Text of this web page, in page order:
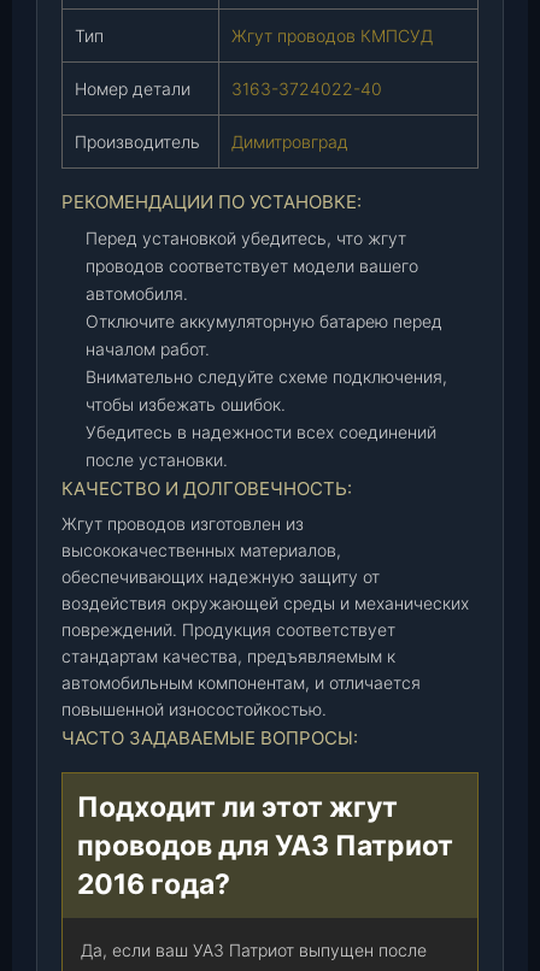
К
3
2
2
4
0
)
(
Д
и
м
Тип Жгут проводов КМПСУД
Номер детали 3163-3724022-40
Производитель Димитровград
РЕКОМЕНДАЦИИ ПО УСТАНОВКЕ:
Перед установкой убедитесь, что жгут
проводов соответствует модели вашего
автомобиля.
Отключите аккумуляторную батарею перед
началом работ.
Внимательно следуйте схеме подключения,
чтобы избежать ошибок.
Убедитесь в надежности всех соединений
после установки.
КАЧЕСТВО И ДОЛГОВЕЧНОСТЬ:
Жгут проводов изготовлен из
высококачественных материалов,
обеспечивающих надежную защиту от
воздействия окружающей среды и механических
повреждений. Продукция соответствует
стандартам качества, предъявляемым к
автомобильным компонентам, и отличается
повышенной износостойкостью.
ЧАСТО ЗАДАВАЕМЫЕ ВОПРОСЫ:
Подходит ли этот жгут
проводов для УАЗ Патриот
2016 года?
Да, если ваш УАЗ Патриот выпущен после